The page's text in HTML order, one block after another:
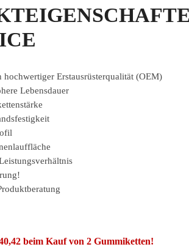
hochwertiger Erstausrüsterqualität (OEM)
Lebensdauer
beim Kauf von 2 Gummiketten!